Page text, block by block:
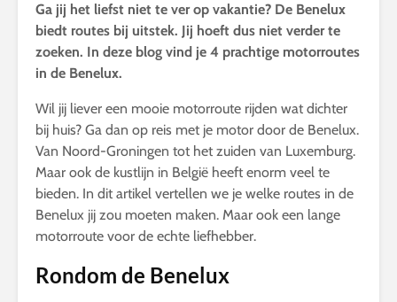
Ga jij het liefst niet te ver op vakantie? De Benelux
biedt routes bij uitstek. Jij hoeft dus niet verder te
zoeken. In deze blog vind je 4 prachtige motorroutes
in de Benelux.
Wil jij liever een mooie motorroute rijden wat dichter
bij huis? Ga dan op reis met je motor door de Benelux.
Van Noord-Groningen tot het zuiden van Luxemburg.
Maar ook de kustlijn in België heeft enorm veel te
bieden. In dit artikel vertellen we je welke routes in de
Benelux jij zou moeten maken. Maar ook een lange
motorroute voor de echte liefhebber.
Rondom de Benelux